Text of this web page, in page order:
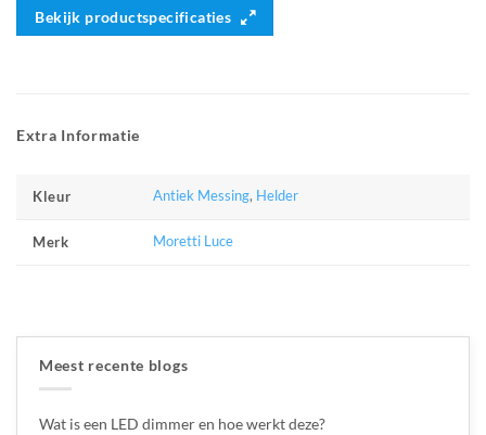
Bekijk productspecificaties
Extra Informatie
Kleur Antiek Messing, Helder
Merk Moretti Luce
Meest recente blogs
Wat is een LED dimmer en hoe werkt deze?